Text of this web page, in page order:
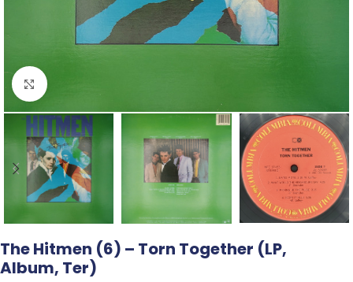
Click to enlarge
The Hitmen (6) – Torn Together (LP,
Album, Ter)